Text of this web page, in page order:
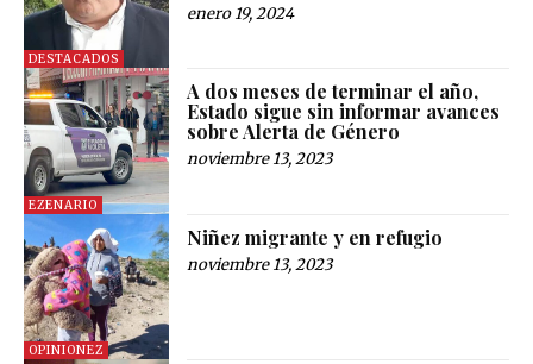
DESTACADOS
enero 19, 2024
EZENARIO
A dos meses de terminar el año,
Estado sigue sin informar avances
sobre Alerta de Género
noviembre 13, 2023
OPINIONEZ
Niñez migrante y en refugio
noviembre 13, 2023